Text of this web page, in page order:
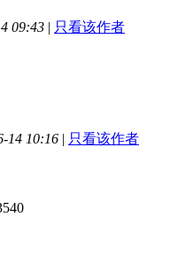
09:43 | 只看该作者
14 10:16 | 只看该作者